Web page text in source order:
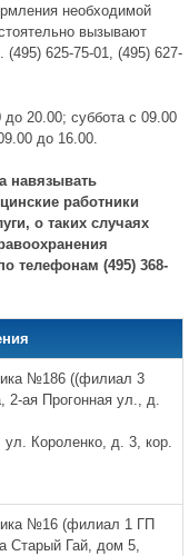
необходимой
вызывают
(495) 625-75-01, (495) 627-
20.00; суббота с 09.00
до 16.00.
навязывать
работники
о таких случаях
телефонам (495) 368-
№186 ((филиал 3
ая Прогонная ул., д.
Короленко, д. 3, кор.
№16 (филиал 1 ГП
Старый Гай, дом 5,